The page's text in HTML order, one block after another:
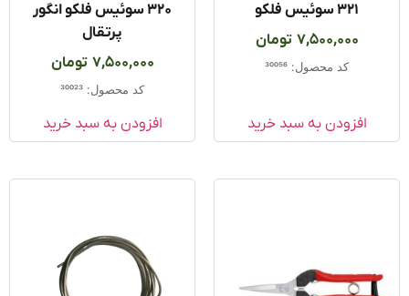
7,500,000 تومان
کد محصول: 30056
افزودن به سبد خرید
320 سوئیس فلکو انگور
پرتقال
7,500,000 تومان
کد محصول: 30023
افزودن به سبد خرید